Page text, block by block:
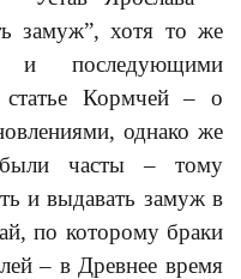
замуж”, хотя то же
и последующими
Кормчей – о
однако же
часты – тому
и выдавать замуж в
по которому браки
– в Древнее время